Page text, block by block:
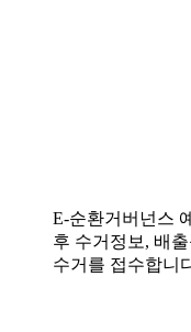
E-순환거버넌스
후 수거정보, 배
수거를 접수합니